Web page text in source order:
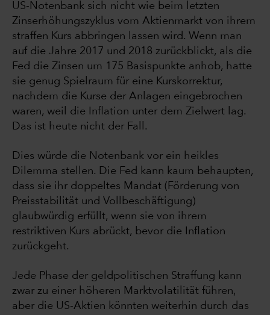
US-Notenbank sich nicht wie beim letzten
Zinserhöhungszyklus vom Aktienmarkt von ihrem
straffen Kurs abbringen lassen wird. Wenn man
auf die Jahre 2017 und 2018 zurückblickt, als die
Fed die Zinsen um 175 Basispunkte anhob, hatte
sie genug Spielraum für eine Kurskorrektur,
nachdem die Kurse der Anlagen eingebrochen
waren, weil die Inflation unter dem Zielwert lag.
Das ist heute nicht der Fall.
Dies würde die Notenbank vor ein heikles
Dilemma stellen. Die Fed kann kaum behaupten,
dass sie ihr doppeltes Mandat (Förderung von
Preisstabilität und Vollbeschäftigung)
glaubwürdig erfüllt, wenn sie von ihrem
restriktiven Kurs abrückt, bevor die Inflation
zurückgeht.
Jede Phase der geldpolitischen Straffung kann
zwar zu einer höheren Marktvolatilität führen,
aber die US-Aktien könnten weiterhin durch das